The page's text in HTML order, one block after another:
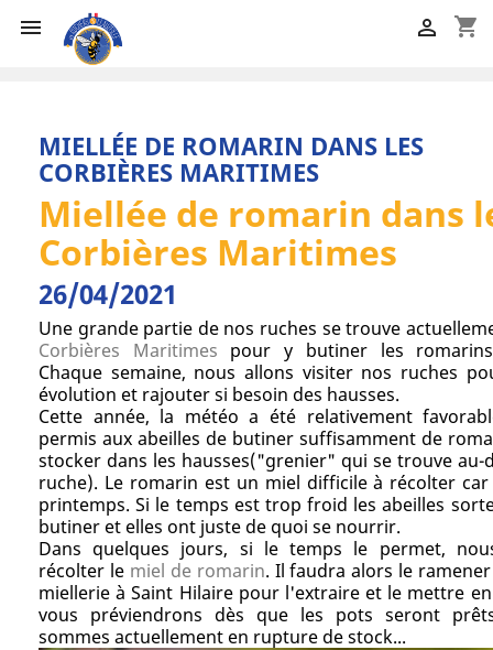
 shopping_cart

MIELLÉE DE ROMARIN DANS LES
CORBIÈRES MARITIMES
Miellée de romarin dans
Corbières Maritimes
26/04/2021
Une grande partie de nos ruches se trouve
Corbières Maritimes pour y butiner les romarins
Chaque semaine, nous allons visiter nos ruches
évolution et rajouter si besoin des hausses.
Cette année, la météo a été relativement
permis aux abeilles de butiner suffisamment de
stocker dans les hausses("grenier" qui se trouve au-
ruche). Le romarin est un miel difficile à récolter
printemps. Si le temps est trop froid les abeilles
butiner et elles ont juste de quoi se nourrir.
Dans quelques jours, si le temps le permet,
récolter le miel de romarin. Il faudra alors le
miellerie à Saint Hilaire pour l'extraire et le mettre
vous préviendrons dès que les pots seront
sommes actuellement en rupture de stock...